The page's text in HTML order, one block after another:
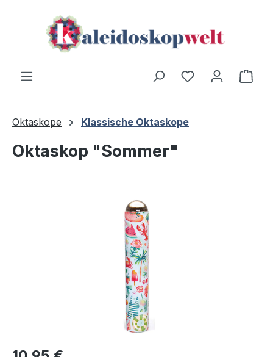
Zum Hauptinhalt springen
Oktaskope Klassische Oktaskope
Oktaskop "Sommer"
Bildergalerie überspringen
Regulärer Preis: